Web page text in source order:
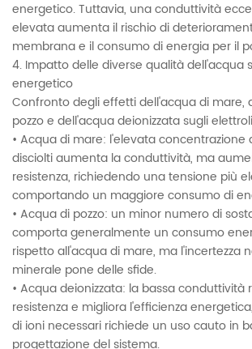
energetico. Tuttavia, una conduttività
elevata aumenta il rischio di
membrana e il consumo di energia per il
4. Impatto delle diverse qualità dell'acqua
energetico
Confronto degli effetti dell'acqua di mare,
pozzo e dell'acqua deionizzata sugli
• Acqua di mare: l'elevata concentrazione
disciolti aumenta la conduttività, ma
resistenza, richiedendo una tensione più
comportando un maggiore consumo di
• Acqua di pozzo: un minor numero di
comporta generalmente un consumo
rispetto all'acqua di mare, ma l'incertezza
minerale pone delle sfide.
• Acqua deionizzata: la bassa conduttività
resistenza e migliora l'efficienza
di ioni necessari richiede un uso cauto in
progettazione del sistema.